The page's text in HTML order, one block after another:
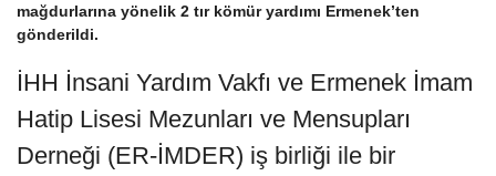
mağdurlarına yönelik 2 tır kömür yardımı Ermenek’ten
gönderildi.
İHH İnsani Yardım Vakfı ve Ermenek İmam
Hatip Lisesi Mezunları ve Mensupları
Derneği (ER-İMDER) iş birliği ile bir